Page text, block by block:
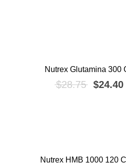
Nutrex Glutamina 300
$28.75 El
$24.40
Nutrex HMB 1000 120